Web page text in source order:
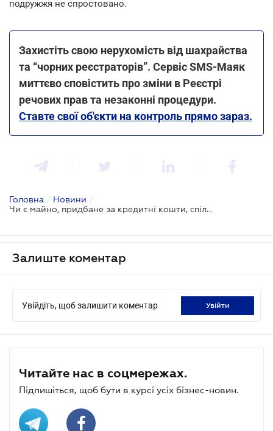
подружжя не спростовано.
Захистіть свою нерухомість від шахрайства
та “чорних реєстраторів”. Сервіс SMS-Маяк
миттєво сповістить про зміни в Реєстрі
речових прав та незаконні процедури.
Ставте свої об'єкти на контроль прямо зараз.
Головна / Новини /
Чи є майно, придбане за кредитні кошти, спільним майном подружжя - позиція ВС
Залиште коментар
Увійдіть, щоб залишити коментар увійти
Читайте нас в соцмережах.
Підпишіться, щоб бути в курсі усіх бізнес-новин.